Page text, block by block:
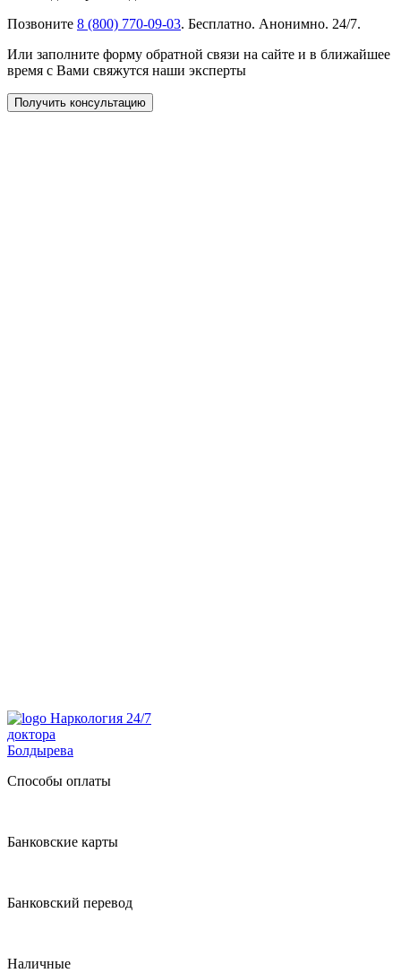
Позвоните 8 (800) 770-09-03. Бесплатно. Анонимно. 24/7.
Или заполните форму обратной связи на сайте и в ближайшее
время с Вами свяжутся наши эксперты
Получить консультацию
Наркология 24/7
доктора
Болдырева
Способы оплаты
Банковские карты
Банковский перевод
Наличные